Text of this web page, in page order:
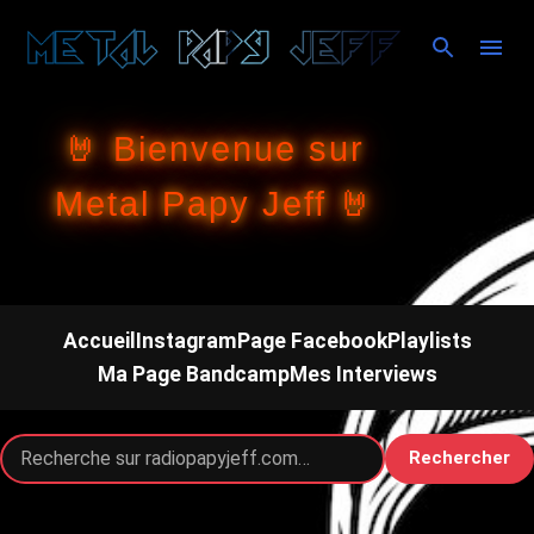
Accéder au contenu principal
🤘 Bienvenue sur
Metal Papy Jeff 🤘
Accueil InstagramPage FacebookPlaylists
Ma Page BandcampMes Interviews
Rechercher